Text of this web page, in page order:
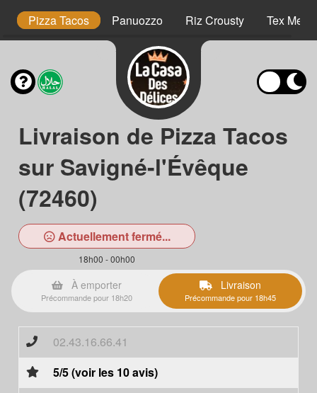
Pizza Tacos Panuozzo Riz Crousty Tex Mex
Livraison de Pizza Tacos
sur Savigné-l'Évêque
(72460)
Actuellement fermé...
18h00 - 00h00
À emporter
Précommande pour 18h20
Livraison
Précommande pour 18h45
02.43.16.66.41
5/5 (voir les 10 avis)